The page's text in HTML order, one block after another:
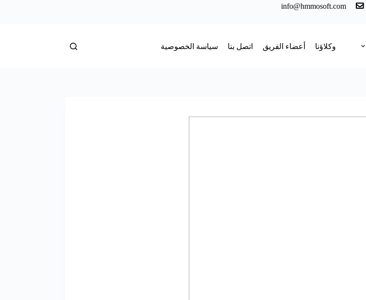
info@hmmosoft.com
وكلاؤنا أعضاء الفريق اتصل بنا سياسة الخصوصية